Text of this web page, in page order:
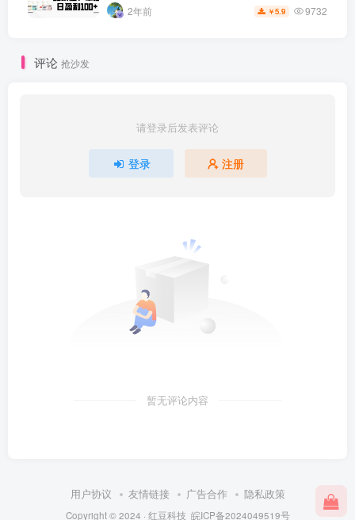
2年前 ￥5.9 9732
评论 抢沙发
请登录后发表评论
登录 注册
暂无评论内容
用户协议 友情链接 广告合作 隐私政策
Copyright © 2024 · 红豆科技 皖ICP备2024049519号